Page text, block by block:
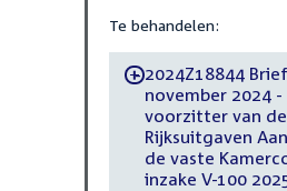
Te behandelen:
-2024Z18844
november 2024 -
voorzitter van
Rijksuitgaven
de vaste
inzake V-100